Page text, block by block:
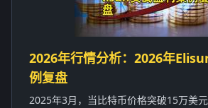
2026年行情分析：2026年
例复盘
2025年3月，当比特币价格突破15万美